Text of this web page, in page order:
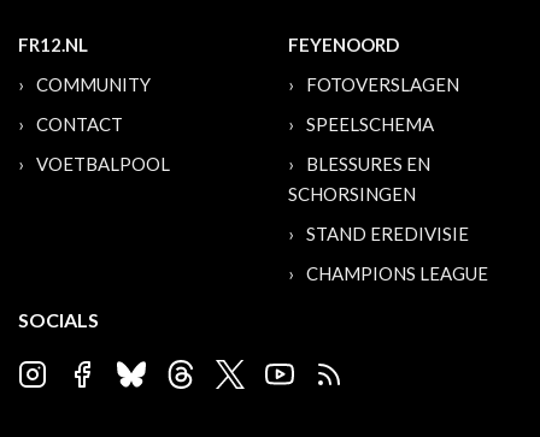
FR12.NL
COMMUNITY
CONTACT
VOETBALPOOL
FEYENOORD
FOTOVERSLAGEN
SPEELSCHEMA
BLESSURES EN
SCHORSINGEN
STAND EREDIVISIE
CHAMPIONS LEAGUE
SOCIALS